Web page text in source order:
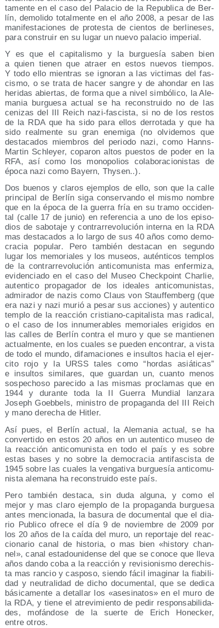
ta­men­te en el caso del Pala­cio de la Repu­bli­ca de Ber­
lín, demo­li­do total­men­te en el año 2008, a pesar de las
mani­fes­ta­cio­nes de pro­tes­ta de cien­tos de ber­li­ne­ses,
para cons­truir en su lugar un nue­vo pala­cio imperial.
Y es que el capi­ta­lis­mo y la bur­gue­sía saben bien
a quien tie­nen que atraer en estos nue­vos tiem­pos.
Y todo ello mien­tras se igno­ran a las vic­ti­mas del fas­
cis­mo, o se tra­ta de hacer san­gre y de ahon­dar en las
heri­das abier­tas, de for­ma que a nivel sim­bó­li­co, la Ale­
ma­nia bur­gue­sa actual se ha recons­trui­do no de las
ceni­zas del III Reich nazi-fas­cis­ta, si no de los res­tos
de la RDA que ha sido para ellos derro­ta­da y que ha
sido real­men­te su gran enemi­ga (no olvi­de­mos que
des­ta­ca­dos miem­bros del perio­do nazi, como Hanns-
Mar­tin Schle­yer, copa­ron altos pues­tos de poder en la
RFA, así como los mono­po­lios cola­bo­ra­cio­nis­tas de
épo­ca nazi como Bayern, Thysen..).
Dos bue­nos y cla­ros ejem­plos de ello, son que la calle
prin­ci­pal de Ber­lín siga con­ser­van­do el mis­mo nom­bre
que en la épo­ca de la gue­rra fría en su tra­mo occi­den­
tal (calle 17 de junio) en refe­ren­cia a uno de los epi­so­
dios de sabo­ta­je y con­tra­rre­vo­lu­ción inter­na en la RDA
mas des­ta­ca­dos a lo lar­go de sus 40 años como demo­
cra­cia popu­lar. Pero tam­bién des­ta­can en segun­do
lugar los memo­ria­les y los museos, autén­ti­cos tem­plos
de la con­tra­rre­vo­lu­ción anti­co­mu­nis­ta mas enfer­mi­za,
evi­den­cia­do en el caso del Museo Check­point Char­lie,
auten­ti­co pro­pa­ga­dor de los idea­les anti­co­mu­nis­tas,
admi­ra­dor de nazis como Claus von Stauf­fem­berg (que
era nazi y nazi murió a pesar sus accio­nes) y auten­ti­co
tem­plo de la reac­ción cris­tiano-capi­ta­lis­ta mas radi­cal,
o el caso de los innu­me­ra­bles memo­ria­les eri­gi­dos en
las calles de Ber­lín con­tra el muro y que se man­tie­nen
actual­men­te, en los cua­les se pue­den encon­trar, a vis­ta
de todo el mun­do, difa­ma­cio­nes e insul­tos hacia el ejer­
ci­to rojo y la URSS tales como “hor­das asiá­ti­cas”
e insul­tos simi­la­res, que guar­dan un, cuan­to menos
sos­pe­cho­so pare­ci­do a las mis­mas pro­cla­mas que en
1944 y duran­te toda la II Gue­rra Mun­dial lan­za­ra
Joseph Goeb­bels, minis­tro de pro­pa­gan­da del III Reich
y mano dere­cha de Hitler.
Así pues, el Ber­lín actual, la Ale­ma­nia actual, se ha
con­ver­ti­do en estos 20 años en un auten­ti­co museo de
la reac­ción anti­co­mu­nis­ta en todo el país y es sobre
estas bases y no sobre la demo­cra­cia anti­fas­cis­ta de
1945 sobre las cua­les la ven­ga­ti­va bur­gue­sía anti­co­mu­
nis­ta ale­ma­na ha recons­trui­do este país.
Pero tam­bién des­ta­ca, sin duda algu­na, y como el
mejor y mas cla­ro ejem­plo de la pro­pa­gan­da bur­gue­sa
antes men­cio­na­da, la basu­ra de docu­men­tal que el dia­
rio Publi­co ofre­ce el día 9 de noviem­bre de 2009 por
los 20 años de la caí­da del muro, un repor­ta­je del reac­
cio­na­rio canal de his­to­ria, o mas bien «his­tory chan­
nel», canal esta­dou­ni­den­se del que se cono­ce que lle­va
años dan­do coba a la reac­ción y revi­sio­nis­mo dere­chis­
ta mas ran­cio y cas­po­so, sien­do fácil ima­gi­nar la fia­bi­li­
dad y neu­tra­li­dad de dicho docu­men­tal, que se dedi­ca
bási­ca­men­te a deta­llar los «ase­si­na­tos» en el muro de
la RDA, y tie­ne el atre­vi­mien­to de pedir res­pon­sa­bi­li­da­
des, mofán­do­se de la suer­te de Erich Honec­ker,
entre otros.